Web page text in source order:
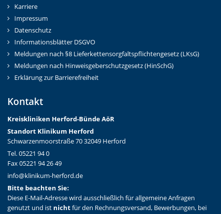
Karriere
Impressum
Datenschutz
Informationsblätter DSGVO
Meldungen nach §8 Lieferkettensorgfaltspflichtengesetz (LKsG)
Meldungen nach Hinweisgeberschutzgesetz (HinSchG)
Erklärung zur Barrierefreiheit
Kontakt
Kreiskliniken Herford-Bünde AöR
Standort Klinikum Herford
Schwarzenmoorstraße 70 32049 Herford
Tel. 05221 94 0
Fax 05221 94 26 49
info@klinikum-herford.de
Bitte beachten Sie:
Diese E-Mail-Adresse wird ausschließlich für allgemeine Anfragen
genutzt und ist nichtfür den Rechnungsversand, Bewerbungen, bei